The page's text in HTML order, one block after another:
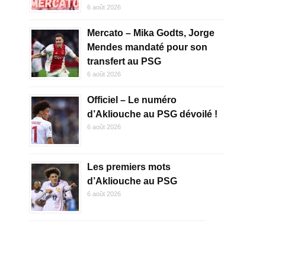
6 août 2026
Mercato – Mika Godts, Jorge
Mendes mandaté pour son
transfert au PSG
6 août 2026
Officiel – Le numéro
d’Akliouche au PSG dévoilé !
6 août 2026
Les premiers mots
d’Akliouche au PSG
6 août 2026